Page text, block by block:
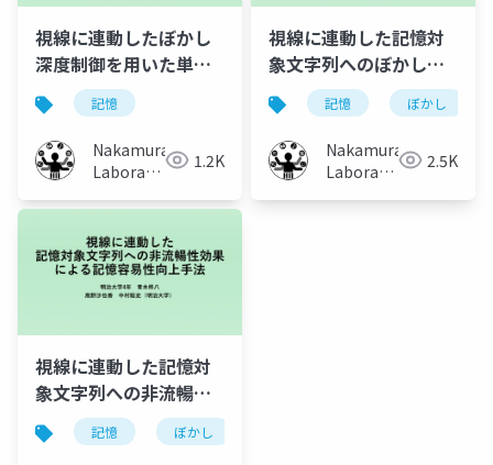
視線に連動したぼかし
深度制御を用いた単語
の記憶容易性向上シス
テムの開発と検証
記憶
Nakamura
Laboratory
University)
1.2K
視線に連動した記憶対
象文字列へのぼかし深
度操作による記憶容易
性向上手法のより多角
的な調査
記憶 ぼかし
Nakamura
Laboratory
2.5K
視線に連動した記憶対
象文字列への非流暢性
効果による記憶容易性
向上手法
記憶 ぼかし